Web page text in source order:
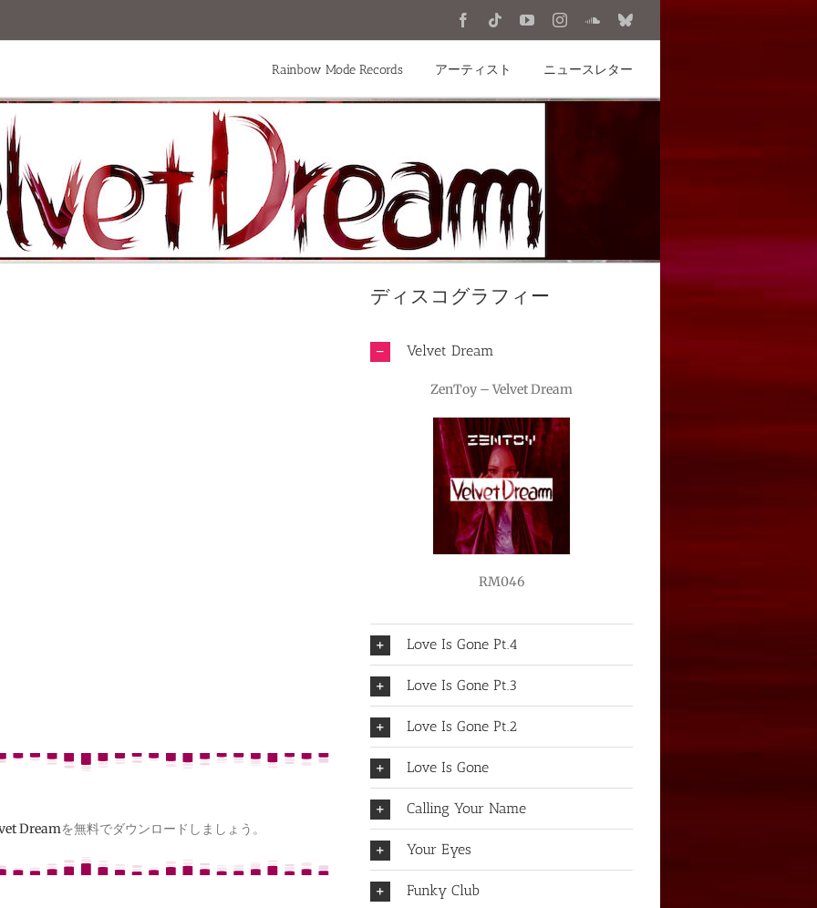
Facebook
TiktokYouTubeInstagramSoundCloud
Bluesky
Rainbow Mode Records アーティスト ニュースレター
Dreamを無料でダウンロードしましょう。
ディスコグラフィー
Velvet Dream
ZenToy – Velvet Dream
RM046
Love Is Gone Pt.4
Love Is Gone Pt.3
Love Is Gone Pt.2
Love Is Gone
Calling Your Name
Your Eyes
Funky Club